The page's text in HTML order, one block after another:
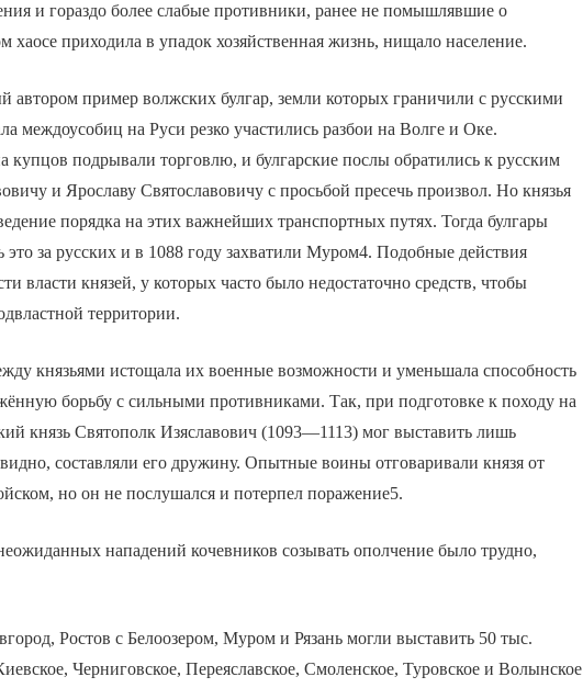
и гораздо более слабые противники, ранее не помышлявшие о
хаосе приходила в упадок хозяйственная жизнь, нищало население.
автором пример волжских булгар, земли которых граничили с русскими
междоусобиц на Руси резко участились разбои на Волге и Оке.
купцов подрывали торговлю, и булгарские послы обратились к русским
и Ярославу Святославовичу с просьбой пресечь произвол. Но князья
порядка на этих важнейших транспортных путях. Тогда булгары
за русских и в 1088 году захватили Муром4. Подобные действия
власти князей, у которых часто было недостаточно средств, чтобы
территории.
князьями истощала их военные возможности и уменьшала способность
борьбу с сильными противниками. Так, при подготовке к походу на
князь Святополк Изяславович (1093—1113) мог выставить лишь
составляли его дружину. Опытные воины отговаривали князя от
но он не послушался и потерпел поражение5.
нападений кочевников созывать ополчение было трудно,
Ростов с Белоозером, Муром и Рязань могли выставить 50 тыс.
Черниговское, Переяславское, Смоленское, Туровское и Волынское